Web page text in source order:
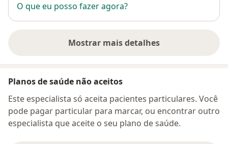
O que eu posso fazer agora?
Mostrar mais detalhes
sobre o endereço
Planos de saúde não aceitos
Este especialista só aceita pacientes particulares. Você
pode pagar particular para marcar, ou encontrar outro
especialista que aceite o seu plano de saúde.